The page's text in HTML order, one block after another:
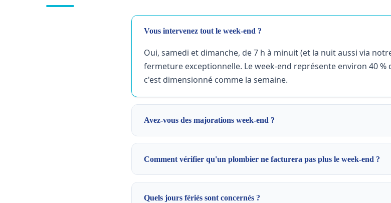
Vous intervenez tout le week-end ?
Oui, samedi et dimanche, de 7 h à minuit (et la nuit aussi via
fermeture exceptionnelle. Le week-end représente environ 40
c'est dimensionné comme la semaine.
Avez-vous des majorations week-end ?
Comment vérifier qu'un plombier ne facturera pas plus le week-end ?
Quels jours fériés sont concernés ?